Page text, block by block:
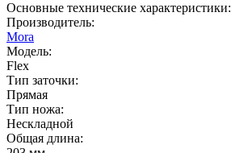
Основные технические характеристики:
Производитель:
Mora
Модель:
Flex
Тип заточки:
Прямая
Тип ножа:
Нескладной
Общая длина: